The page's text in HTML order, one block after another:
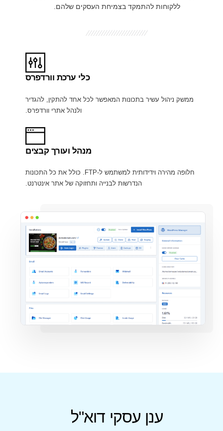
ללקוחות להתמקד בצמיחת העסקים שלהם.
כלי ערכת וורדפרס
ממשק ניהול עשיר בתכונות המאפשר לכל אחד להתקין, להגדיר
ולנהל אתרי וורדפרס.
מנהל ועורך קבצים
חלופה מהירה וידידותית למשתמש ל-FTP. כולל את כל התכונות
הנדרשות לבנייה ותחזוקה של אתר אינטרנט.
ענן עסקי דוא"ל